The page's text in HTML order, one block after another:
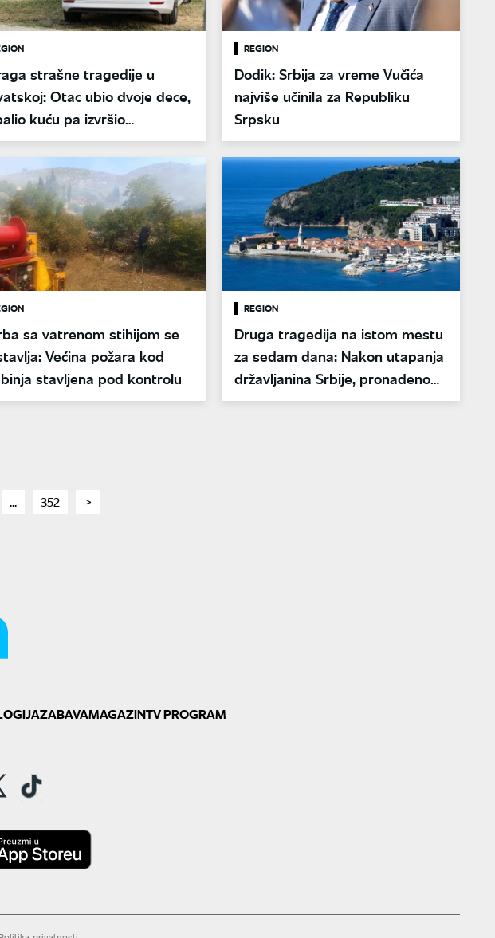
strašne tragedije u
Otac ubio dvoje dece,
kuću pa izvršio
REGION
Dodik: Srbija za vreme Vučića
najviše učinila za Republiku
Srpsku
sa vatrenom stihijom se
Većina požara kod
stavljena pod kontrolu
REGION
Druga tragedija na istom mestu
za sedam dana: Nakon utapanja
državljanina Srbije, pronađeno
još jedno telo u Budvi
page
... page
352 page
ZABAVAMAGAZINTV PROGRAM